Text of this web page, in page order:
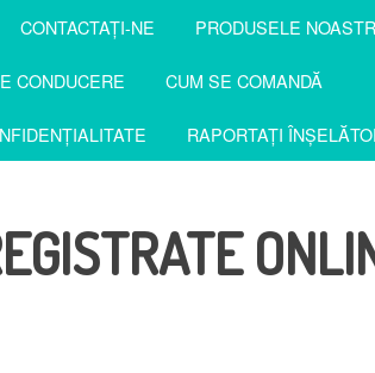
CONTACTAŢI-NE PRODUSELE
CONDUCERE CUM SE COMANDĂ
RAPORTAȚI